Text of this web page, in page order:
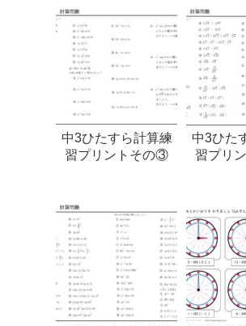
中3ひたすら計算練
習プリントその③
中3ひた
習プリ